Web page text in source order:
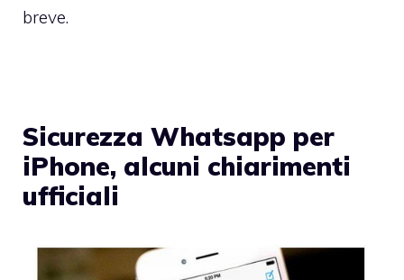
breve.
Sicurezza Whatsapp per
iPhone, alcuni chiarimenti
ufficiali